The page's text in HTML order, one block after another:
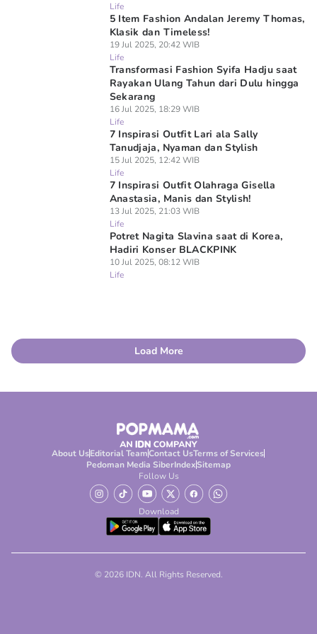
Life
5 Item Fashion Andalan Jeremy Thomas,
Klasik dan Timeless!
19 Jul 2025, 20:42 WIB
Life
Transformasi Fashion Syifa Hadju saat
Rayakan Ulang Tahun dari Dulu hingga
Sekarang
16 Jul 2025, 18:29 WIB
Life
7 Inspirasi Outfit Lari ala Sally
Tanudjaja, Nyaman dan Stylish
15 Jul 2025, 12:42 WIB
Life
7 Inspirasi Outfit Olahraga Gisella
Anastasia, Manis dan Stylish!
13 Jul 2025, 21:03 WIB
Life
Potret Nagita Slavina saat di Korea,
Hadiri Konser BLACKPINK
10 Jul 2025, 08:12 WIB
Life
Load More
About UsEditorial TeamContact UsTerms of Services
Pedoman Media SiberIndexSitemap
Follow Us
Download
© 2026 IDN. All Rights Reserved.